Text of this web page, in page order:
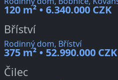
120 m² • 6.340.000 CZK
Bříství
Rodinný dom, Bříství
375 m² • 52.990.000 CZK
Čilec